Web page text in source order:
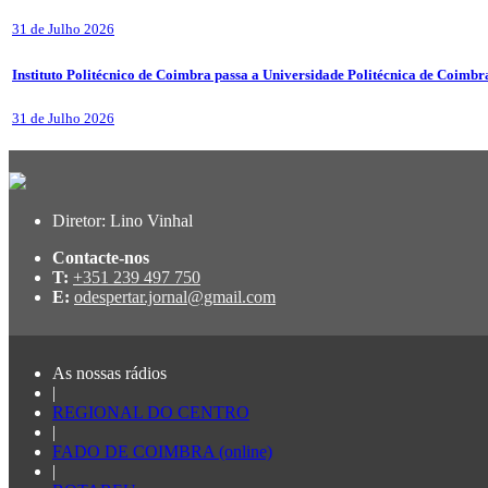
31 de Julho 2026
Instituto Politécnico de Coimbra passa a Universidade Politécnica de
31 de Julho 2026
Diretor: Lino Vinhal
Contacte-nos
T: +351 239 497 750
E: odespertar.jornal@gmail.com
As nossas rádios
|
REGIONAL DO CENTRO
|
FADO DE COIMBRA (online)
|